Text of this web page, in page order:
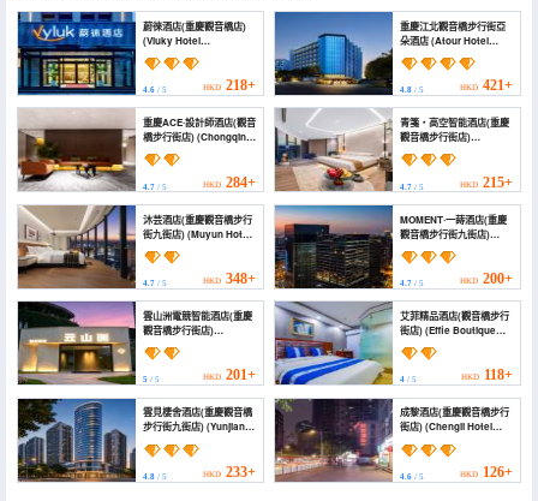
蔚徠酒店(重慶觀音橋店)
(Vluky Hotel
(Chongqing
Guanyinqiao Branch))
4.6 / 5 HKD 218+
重慶江北觀音橋步行街亞
朵酒店 (Atour Hotel
Chongqing Jiangbei
Guanyinqiao
Pedestrian Street)
4.8/ 5 HKD 421+
重慶ACE·設計師酒店(觀音
橋步行街店) (Chongqing
ACE Design Hotel
(Guanyinqiao
Pedestrian Street))
4.7 / 5 HKD 284+
青箋‧高空智能酒店(重慶
觀音橋步行街店)
(Qingjian‧High-
Intelligence Hotel)
4.7/ 5 HKD 215+
沐芸酒店(重慶觀音橋步行
街九街店) (Muyun Hotel
(Ninth Street Branch,
Guanyinqiao
Pedestrian Street,
Chongqing))
4.7 / 5 HKD 348+
MOMENT·一蒔酒店(重慶
觀音橋步行街九街店)
(MOMENT·Yishi
Hotel（Chongqing
Guanyinqiao
Pedestrian Street Jiujie
Store）)
4.7/ 5 HKD 200+
雲山洲電競智能酒店(重慶
觀音橋步行街店)
(Yunshanzhou E-sports
Smart Hotel (Chongqing
Guanyinqiao
Pedestrian Street))
5 / 5 HKD 201+
艾菲精品酒店(觀音橋步行
街店) (Effie Boutique
Hotel (Guanyin Bridge
Pedestrian Street))
4/ 5 HKD 118+
雲見棲舍酒店(重慶觀音橋
步行街九街店) (Yunjian
Qishe Hotel
(Guanyinqiao 9th
Street))
4.8 / 5 HKD 233+
成黎酒店(重慶觀音橋步行
街店) (Chengli Hotel
(Chongqing
Guanyinqiao
Pedestrian Street))
4.6/ 5 HKD 126+